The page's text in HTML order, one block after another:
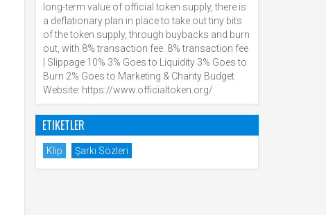
long-term value of official token supply, there is
a deflationary plan in place to take out tiny bits
of the token supply, through buybacks and burn
out, with 8% transaction fee. 8% transaction fee
| Slippage 10% 3% Goes to Liquidity 3% Goes to
Burn 2% Goes to Marketing & Charity Budget
Website: https://www.officialtoken.org/
ETIKETLER
Klip Şarkı Sözleri